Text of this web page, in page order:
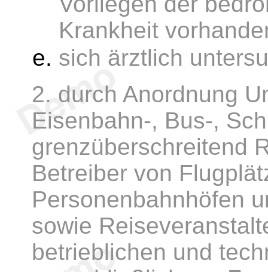
Krankheit
sich ärztlich
2. durch Anordnung
Eisenbahn-, Bus-,
grenzüberschreitend
Betreiber von
Personenbahnhöfen
sowie
betrieblichen und